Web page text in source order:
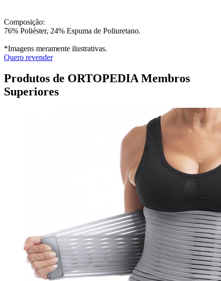
Composição:
76% Poliéster, 24% Espuma de Poliuretano.
*Imagens meramente ilustrativas.
Quero revender
Produtos de ORTOPEDIA Membros
Superiores